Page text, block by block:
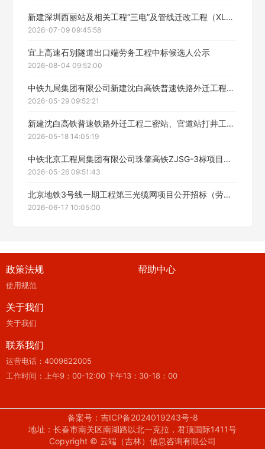
新建深圳西丽站及相关工程“三电”及管线迁改工程（XLQG-2标）公开招标（劳务分包）中标候选人公示
2026-07-09 09:45:58
宜上高速石别隧道出口端劳务工程中标候选人公示
2026-08-04 09:52:00
中铁九局集团有限公司新建沈白高铁普速铁路外迁工程人行步道板与硬化面工程劳务分包中标候选人公示
2026-05-29 09:52:21
新建沈白高铁普速铁路外迁工程二密站、官道站打井工程劳务分包中标候选人公示
2026-05-18 14:05:19
中铁北京工程局集团有限公司珠肇高铁ZJSG-3标项目经理部桥下防护栅栏劳务分包工程中标候选人公示
2026-05-26 09:51:43
北京地铁3号线一期工程第三光缆网项目公开招标（劳务分包）中标候选人公示
2026-06-17 10:05:00
政策法规
使用规范
帮助中心
关于我们
关于我们
联系我们
运营电话：4009622005
工作时间：上午9：00-12:00 下午13：30-18：00
备案号：吉ICP备2024019243号-8
地址：长春市南关区南湖路以北一克拉，君顶国际1411号
Copyright © 云端（吉林）信息咨询有限公司